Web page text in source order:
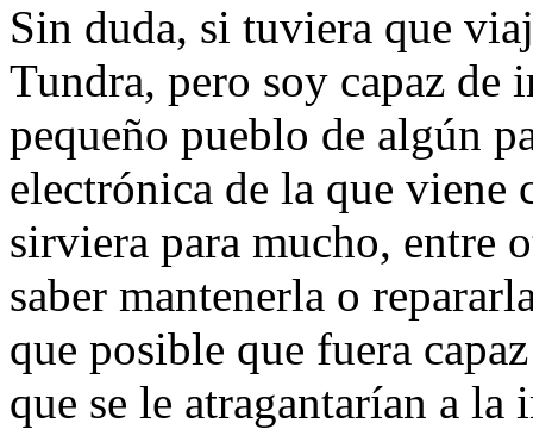
Sin duda, si tuviera que
Tundra, pero soy capaz
pequeño pueblo de algún
electrónica de la que viene
sirviera para mucho, entre
saber mantenerla o
que posible que fuera
que se le atragantarían a la